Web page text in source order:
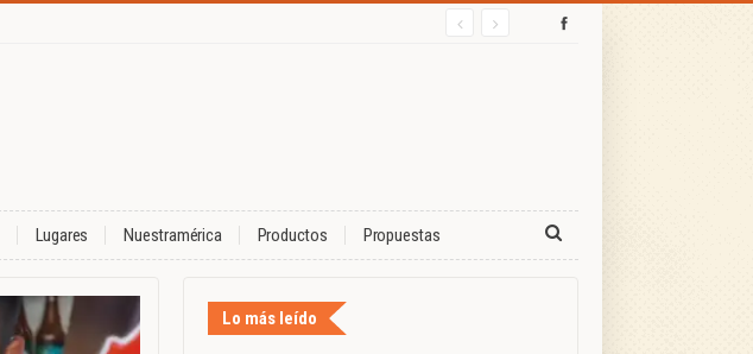
Lugares Nuestramérica Productos Propuestas
Lo más leído